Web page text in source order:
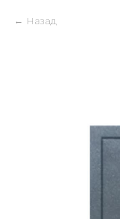
Назад